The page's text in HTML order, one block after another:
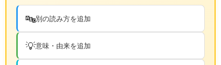
🔤別の読み方を追加
💡意味・由来を追加